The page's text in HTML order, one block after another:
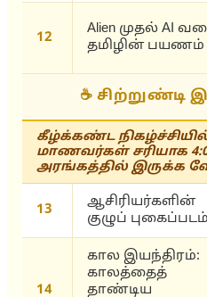
12
Alien முதல் AI
தமிழின் பயணம்
☕
கீழ்க்கண்ட
மாணவர்கள் சரியாக
அரங்கத்தில் இருக்க
13
ஆசிரியர்களின்
குழுப் புகைப்படம்
14
கால இயந்திரம்:
காலத்தைத்
தாண்டிய